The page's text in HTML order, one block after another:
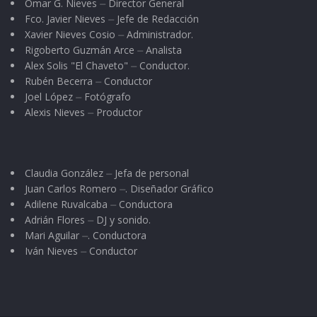
invalido requisito frente al mercado y la
economía. Un Triángulo de las Bermudas donde
todo desaparece o se hace invisible; la
identidad, la economía, la vida misma, entre los
cárteles político-económicos de Sinaloa, Jalisco
siendo un mísero cantón que tributa su mano
de obra barata y/o certificada. Ya sabíamos que
este era un lugar de experimentos políticos, de
ensayos en ingeniería social y otros, esos otros
que hoy tienen en jaque al estado. Pero
Omar G. Nieves ⏤ Director General
Fco. Javier Nieves ⏤ Jefe de Redacción
Xavier Nieves Cosio ⏤ Administrador.
Rigoberto Guzmán Arce ⏤ Analista
Alex Solis "El Chaveto" ⏤ Conductor.
Rubén Becerra ⏤ Conductor
Joel López ⏤ Fotógrafo
Alexis Nieves ⏤ Productor
Claudia González ⏤ Jefa de personal
Juan Carlos Romero ⏤. Diseñador Gráfico
Adilene Ruvalcaba ⏤ Conductora
Adrián Flores ⏤ DJ y sonido.
Mari Aguilar ⏤. Conductora
Iván Nieves ⏤ Conductor